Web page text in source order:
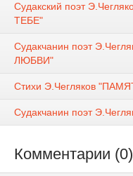
Судакский поэт
ТЕБЕ"
Судакчанин поэт
ЛЮБВИ"
Стихи Э.Чегляков
Судакчанин поэт
Комментарии (0)